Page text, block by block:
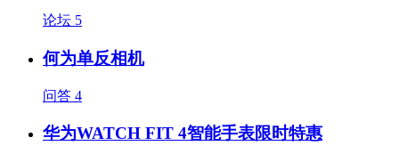
论坛 5
何为单反相机
问答 4
华为WATCH FIT 4智能手表限时特惠